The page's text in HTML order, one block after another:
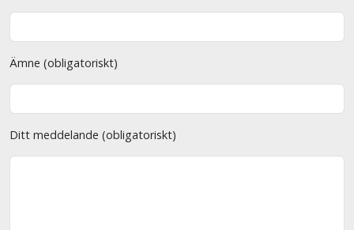
Ämne (obligatoriskt)
Ditt meddelande (obligatoriskt)